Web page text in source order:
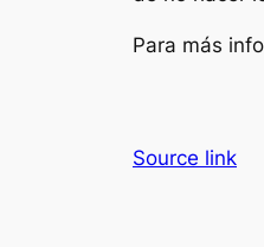
Para más
Source link